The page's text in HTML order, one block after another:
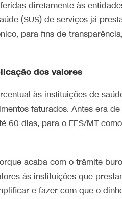
diretamente às
(SUS) de serviços já
para fins de
dos valores
às instituições de
faturados. Antes era
60 dias, para o FES/MT
acaba com o trâmite
às instituições que
e fazer com que o